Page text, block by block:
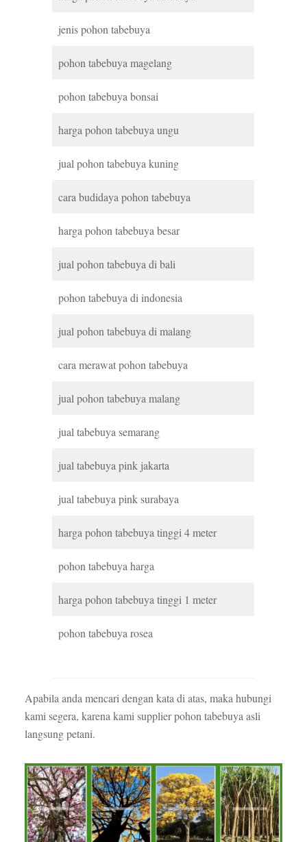
jenis pohon tabebuya
pohon tabebuya magelang
pohon tabebuya bonsai
harga pohon tabebuya ungu
jual pohon tabebuya kuning
cara budidaya pohon tabebuya
harga pohon tabebuya besar
jual pohon tabebuya di bali
pohon tabebuya di indonesia
jual pohon tabebuya di malang
cara merawat pohon tabebuya
jual pohon tabebuya malang
jual tabebuya semarang
jual tabebuya pink jakarta
jual tabebuya pink surabaya
harga pohon tabebuya tinggi 4 meter
pohon tabebuya harga
harga pohon tabebuya tinggi 1 meter
pohon tabebuya rosea
Apabila anda mencari dengan kata di atas, maka hubungi
kami segera, karena kami supplier pohon tabebuya asli
langsung petani.